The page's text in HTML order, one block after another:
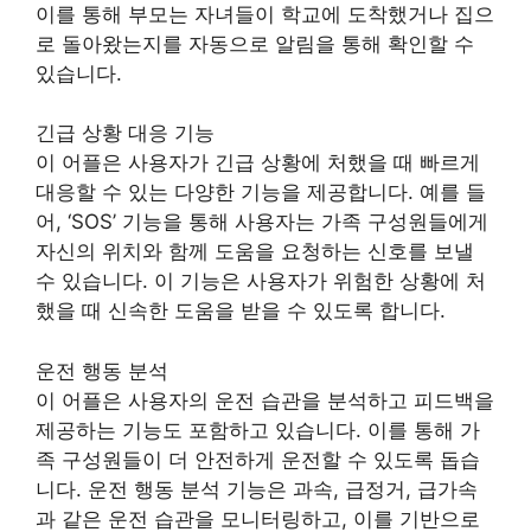
이를 통해 부모는 자녀들이 학교에 도착했거나 집으
로 돌아왔는지를 자동으로 알림을 통해 확인할 수
있습니다.
긴급 상황 대응 기능
이 어플은 사용자가 긴급 상황에 처했을 때 빠르게
대응할 수 있는 다양한 기능을 제공합니다. 예를 들
어, ‘SOS’ 기능을 통해 사용자는 가족 구성원들에게
자신의 위치와 함께 도움을 요청하는 신호를 보낼
수 있습니다. 이 기능은 사용자가 위험한 상황에 처
했을 때 신속한 도움을 받을 수 있도록 합니다.
운전 행동 분석
이 어플은 사용자의 운전 습관을 분석하고 피드백을
제공하는 기능도 포함하고 있습니다. 이를 통해 가
족 구성원들이 더 안전하게 운전할 수 있도록 돕습
니다. 운전 행동 분석 기능은 과속, 급정거, 급가속
과 같은 운전 습관을 모니터링하고, 이를 기반으로